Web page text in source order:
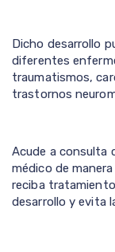
Dicho desarrollo
diferentes
traumatismos,
trastornos
Acude a consulta
médico de
reciba
desarrollo y evita